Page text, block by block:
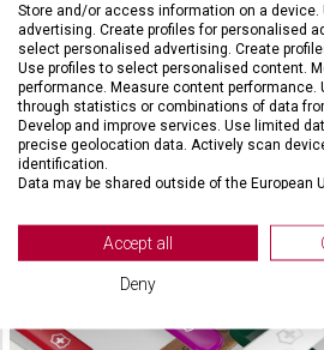
DOPLŇKOVÁ BARVA Šedá
Store and/or access information on a
advertising. Create profiles for personalised
select personalised advertising. Create
Use profiles to select personalised content.
performance. Measure content performance.
through statistics or combinations of data
Develop and improve services. Use limited
precise geolocation data. Actively scan
identification.
Data may be shared outside of the European
View Partner List (2 IAB Vendors)
We use your data for the following purposes:
Store and/or access information on
Accept all
Deny